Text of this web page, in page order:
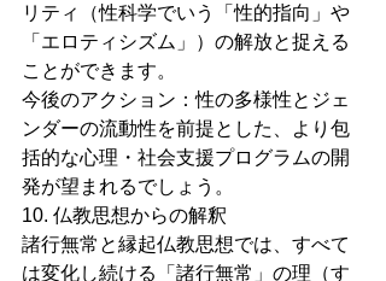
リティ（性科学でいう「性的指向」や
「エロティシズム」）の解放と捉える
ことができます。
今後のアクション：性の多様性とジェ
ンダーの流動性を前提とした、より包
括的な心理・社会支援プログラムの開
発が望まれるでしょう。
10. 仏教思想からの解釈
諸行無常と縁起仏教思想では、すべて
は変化し続ける「諸行無常」の理（す